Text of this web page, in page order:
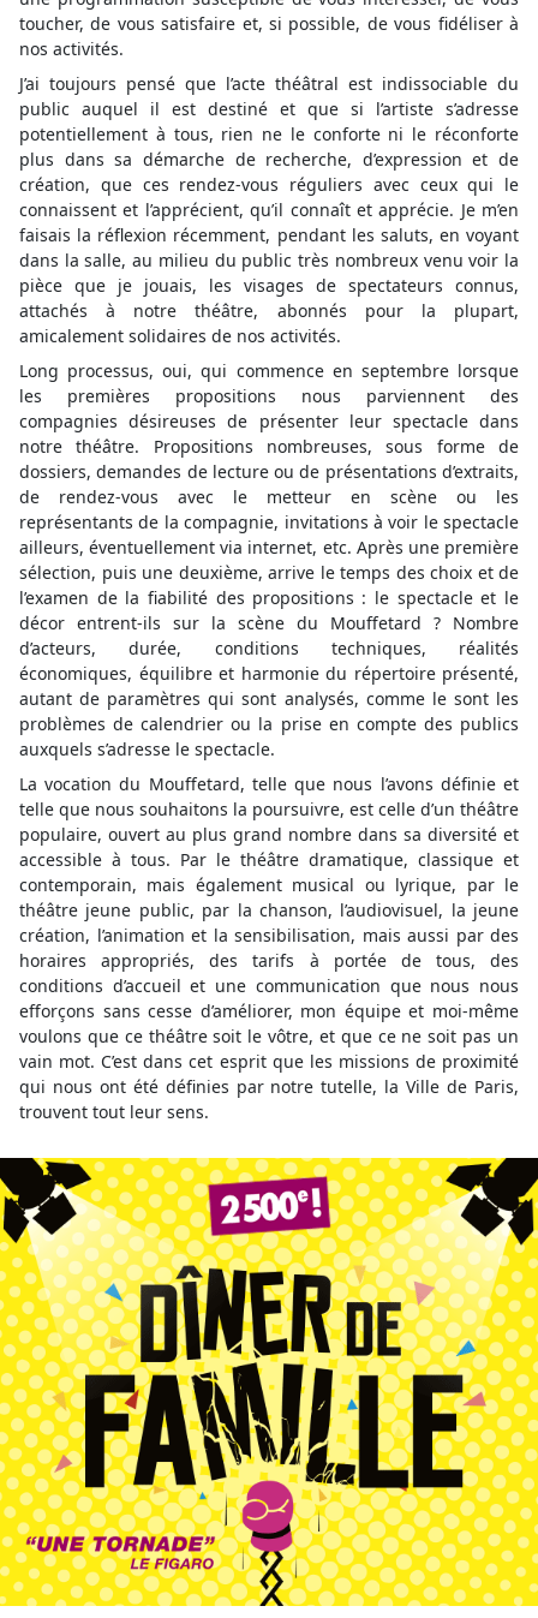
toucher, de vous satisfaire et, si possible, de vous fidéliser à
nos activités.
J’ai toujours pensé que l’acte théâtral est indissociable du
public auquel il est destiné et que si l’artiste s’adresse
potentiellement à tous, rien ne le conforte ni le réconforte
plus dans sa démarche de recherche, d’expression et de
création, que ces rendez-vous réguliers avec ceux qui le
connaissent et l’apprécient, qu’il connaît et apprécie. Je m’en
faisais la réflexion récemment, pendant les saluts, en voyant
dans la salle, au milieu du public très nombreux venu voir la
pièce que je jouais, les visages de spectateurs connus,
attachés à notre théâtre, abonnés pour la plupart,
amicalement solidaires de nos activités.
Long processus, oui, qui commence en septembre lorsque
les premières propositions nous parviennent des
compagnies désireuses de présenter leur spectacle dans
notre théâtre. Propositions nombreuses, sous forme de
dossiers, demandes de lecture ou de présentations d’extraits,
de rendez-vous avec le metteur en scène ou les
représentants de la compagnie, invitations à voir le spectacle
ailleurs, éventuellement via internet, etc. Après une première
sélection, puis une deuxième, arrive le temps des choix et de
l’examen de la fiabilité des propositions : le spectacle et le
décor entrent-ils sur la scène du Mouffetard ? Nombre
d’acteurs, durée, conditions techniques, réalités
économiques, équilibre et harmonie du répertoire présenté,
autant de paramètres qui sont analysés, comme le sont les
problèmes de calendrier ou la prise en compte des publics
auxquels s’adresse le spectacle.
La vocation du Mouffetard, telle que nous l’avons définie et
telle que nous souhaitons la poursuivre, est celle d’un théâtre
populaire, ouvert au plus grand nombre dans sa diversité et
accessible à tous. Par le théâtre dramatique, classique et
contemporain, mais également musical ou lyrique, par le
théâtre jeune public, par la chanson, l’audiovisuel, la jeune
création, l’animation et la sensibilisation, mais aussi par des
horaires appropriés, des tarifs à portée de tous, des
conditions d’accueil et une communication que nous nous
efforçons sans cesse d’améliorer, mon équipe et moi-même
voulons que ce théâtre soit le vôtre, et que ce ne soit pas un
vain mot. C’est dans cet esprit que les missions de proximité
qui nous ont été définies par notre tutelle, la Ville de Paris,
trouvent tout leur sens.